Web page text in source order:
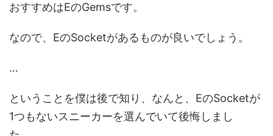
おすすめはEのGemsです。
なので、EのSocketがあるものが良いでしょう。
…
ということを僕は後で知り、なんと、EのSocketが
1つもないスニーカーを選んでいて後悔しまし